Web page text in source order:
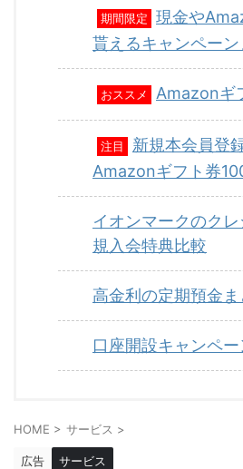
期間限定
現金や
貰えるキャンペーン
おススメ Amazonギ
注目
新規本会員登
Amazonギフト券
イオンマークのク
規入会特典比較
高金利の定期預金ま
口座開設キャンペ
HOME > サービス >
広告 サービス